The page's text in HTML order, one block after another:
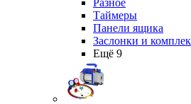
Разное
Таймеры
Панели ящика
Заслонки и
Ещё 9